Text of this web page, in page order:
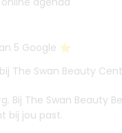
5 Google ⭐️
The Swan Beauty
Bij The Swan
bij jou past.